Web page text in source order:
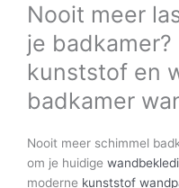
Nooit meer
je
kunststof en
badkamer
Nooit meer schimmel
om je huidige
moderne kunststof